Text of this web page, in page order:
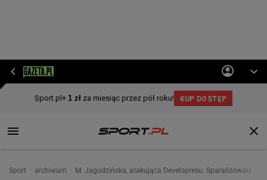
Sport archiwum M. Jagodzińska, atakująca Developresu: Sparaliżowała